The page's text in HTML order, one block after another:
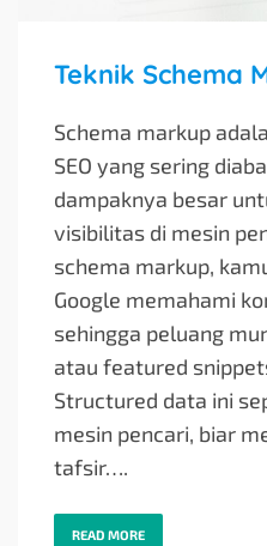
Schema markup
SEO yang sering
dampaknya besar
visibilitas di mesin
schema markup,
Google memahami
sehingga peluang
atau featured
Structured data ini
mesin pencari, biar
tafsir….
READ MORE